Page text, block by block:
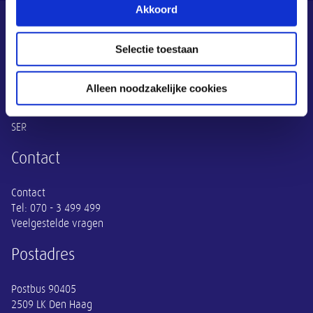
Akkoord
Selectie toestaan
Alleen noodzakelijke cookies
Overige informatie
SER
Adviezen
SER
Contact
Contact
Tel: 070 - 3 499 499
Veelgestelde vragen
Postadres
Postbus 90405
2509 LK Den Haag